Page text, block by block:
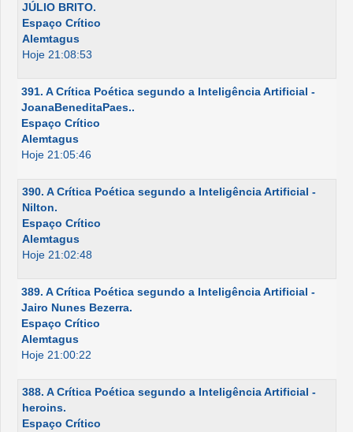
JÚLIO BRITO.
Espaço Crítico
Alemtagus
Hoje 21:08:53
391. A Crítica Poética segundo a Inteligência Artificial -
JoanaBeneditaPaes..
Espaço Crítico
Alemtagus
Hoje 21:05:46
390. A Crítica Poética segundo a Inteligência Artificial -
Nilton.
Espaço Crítico
Alemtagus
Hoje 21:02:48
389. A Crítica Poética segundo a Inteligência Artificial -
Jairo Nunes Bezerra.
Espaço Crítico
Alemtagus
Hoje 21:00:22
388. A Crítica Poética segundo a Inteligência Artificial -
heroins.
Espaço Crítico